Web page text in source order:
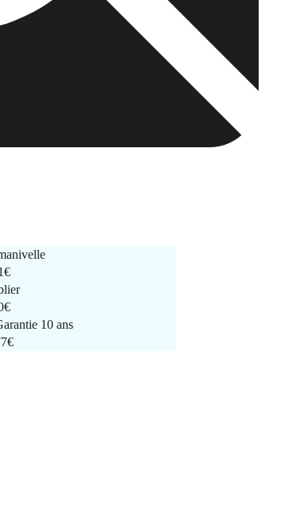
10 ans